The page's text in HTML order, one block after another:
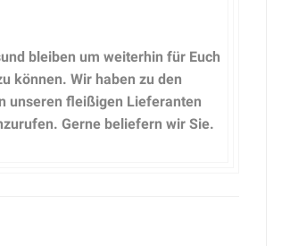
bleiben um weiterhin für Euch
können. Wir haben zu den
unseren fleißigen Lieferanten
Gerne beliefern wir Sie.